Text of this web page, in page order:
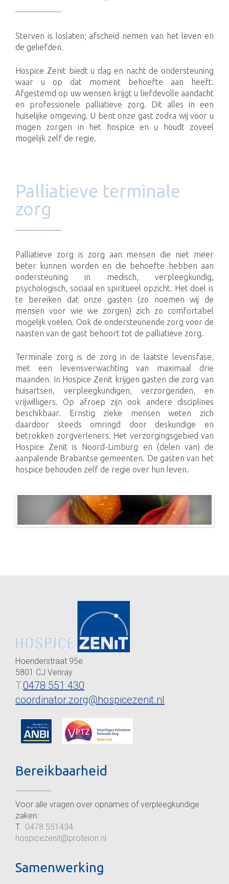
Sterven is loslaten; afscheid nemen van het leven en
de geliefden.
Hospice Zenit biedt u dag en nacht de ondersteuning
waar u op dat moment behoefte aan heeft.
Afgestemd op uw wensen krijgt u liefdevolle aandacht
en professionele palliatieve zorg. Dit alles in een
huiselijke omgeving. U bent onze gast zodra wij voor u
mogen zorgen in het hospice en u houdt zoveel
mogelijk zelf de regie.
Palliatieve terminale
zorg
Palliatieve zorg is zorg aan mensen die niet meer
beter kunnen worden en die behoefte hebben aan
ondersteuning in medisch, verpleegkundig,
psychologisch, sociaal en spiritueel opzicht. Het doel is
te bereiken dat onze gasten (zo noemen wij de
mensen voor wie we zorgen) zich zo comfortabel
mogelijk voelen. Ook de ondersteunende zorg voor de
naasten van de gast behoort tot de palliatieve zorg.
Terminale zorg is de zorg in de laatste levensfase,
met een levensverwachting van maximaal drie
maanden. In Hospice Zenit krijgen gasten die zorg van
huisartsen, verpleegkundigen, verzorgenden, en
vrijwilligers. Op afroep zijn ook andere disciplines
beschikbaar. Ernstig zieke mensen weten zich
daardoor steeds omringd door deskundige en
betrokken zorgverleners. Het verzorgingsgebied van
Hospice Zenit is Noord-Limburg en (delen van) de
aanpalende Brabantse gemeenten. De gasten van het
hospice behouden zelf de regie over hun leven.
Hoenderstraat 95e
5801 CJ Venray
T.0478 551 430
coordinator.zorg@hospicezenit.nl
Bereikbaarheid
Voor alle vragen over opnames of verpleegkundige
zaken:
T. 0478 551434
hospicezenit@proteion.nl
Samenwerking